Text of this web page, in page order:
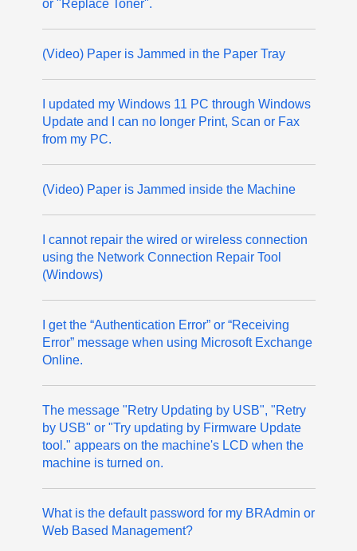
or "Replace Toner".
(Video) Paper is Jammed in the Paper Tray
I updated my Windows 11 PC through Windows
Update and I can no longer Print, Scan or Fax
from my PC.
(Video) Paper is Jammed inside the Machine
I cannot repair the wired or wireless connection
using the Network Connection Repair Tool
(Windows)
I get the “Authentication Error” or “Receiving
Error” message when using Microsoft Exchange
Online.
The message "Retry Updating by USB", "Retry
by USB" or "Try updating by Firmware Update
tool." appears on the machine's LCD when the
machine is turned on.
What is the default password for my BRAdmin or
Web Based Management?